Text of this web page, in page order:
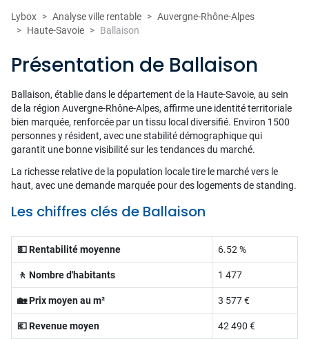
Lybox Analyse ville rentable
Auvergne-Rhône-Alpes
Haute-Savoie
Ballaison
Présentation de Ballaison
Ballaison, établie dans le département de la Haute-Savoie, au sein
de la région Auvergne-Rhône-Alpes, affirme une identité territoriale
bien marquée, renforcée par un tissu local diversifié. Environ 1500
personnes y résident, avec une stabilité démographique qui
garantit une bonne visibilité sur les tendances du marché.
La richesse relative de la population locale tire le marché vers le
haut, avec une demande marquée pour des logements de standing.
Les chiffres clés de Ballaison
💵 Rentabilité moyenne 6.52 %
🚶 Nombre d'habitants 1 477
🏡 Prix moyen au m² 3 577 €
💶 Revenue moyen 42 490 €